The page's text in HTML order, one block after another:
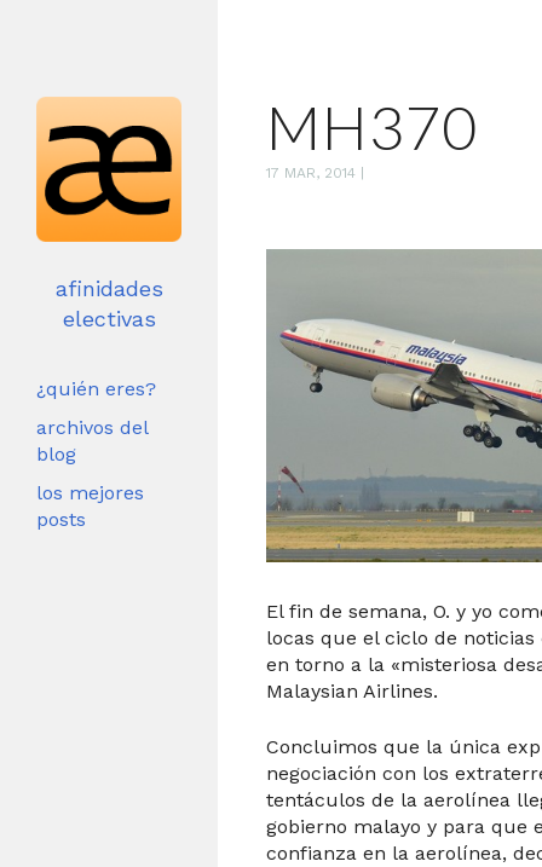
afinidades
electivas
¿quién eres?
archivos del
blog
los mejores
posts
MH370
17 MAR, 2014
El fin de semana, O. y yo
locas que el ciclo de
en torno a la «misteriosa
Malaysian Airlines.
Concluimos que la única
negociación con los
tentáculos de la aerolínea
gobierno malayo y para que
confianza en la aerolínea,